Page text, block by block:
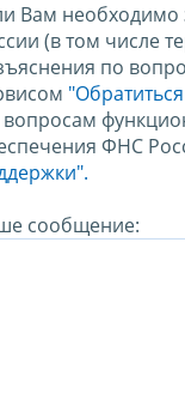
Вам необходимо
(в том числе
по
ФНС
сообщение: